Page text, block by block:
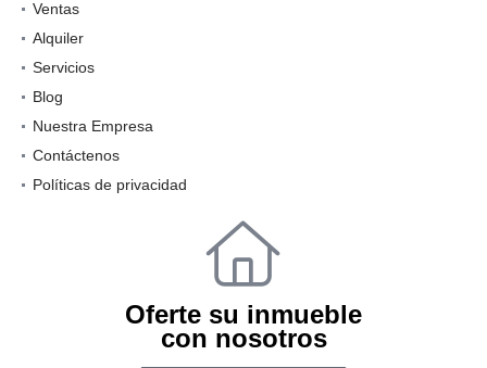
Ventas
Alquiler
Servicios
Blog
Nuestra Empresa
Contáctenos
Políticas de privacidad
Oferte su inmueble
con nosotros